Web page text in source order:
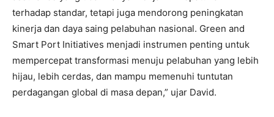
terhadap standar, tetapi juga mendorong peningkatan
kinerja dan daya saing pelabuhan nasional. Green and
Smart Port Initiatives menjadi instrumen penting untuk
mempercepat transformasi menuju pelabuhan yang lebih
hijau, lebih cerdas, dan mampu memenuhi tuntutan
perdagangan global di masa depan,” ujar David.